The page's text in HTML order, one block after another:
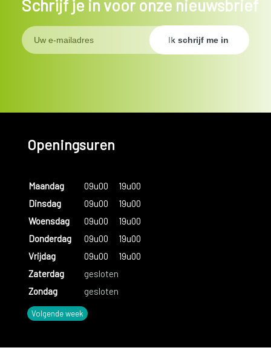
Schrijf je in voor onze nieuwsbrief
Openingsuren
Maandag 09u00
19u00
Dinsdag
09u00
19u00
Woensdag
09u00
19u00
Donderdag
09u00
19u00
Vrijdag
09u00
19u00
Zaterdag
gesloten
Zondag
gesloten
Volgende week